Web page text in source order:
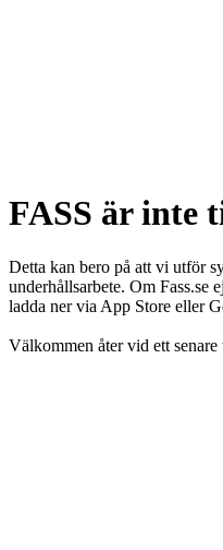
FASS är inte
Detta kan bero på att vi utför
underhållsarbete. Om Fass.se
ladda ner via App Store eller
Välkommen åter vid ett